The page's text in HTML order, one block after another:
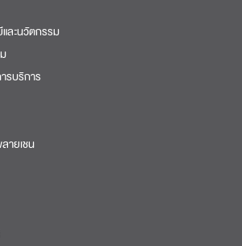
ละนวัตกรรม
รบริการ
ายเชน